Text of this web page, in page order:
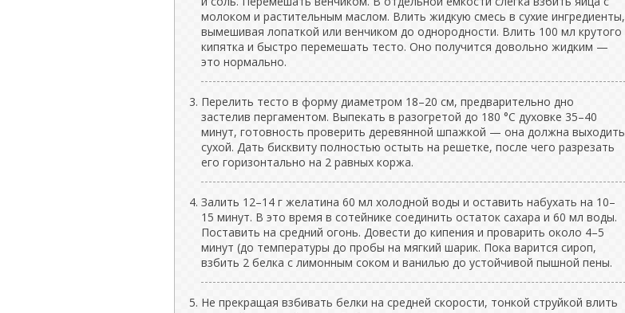
молоком и растительным маслом. Влить жидкую смесь в сухие ингредиенты,
вымешивая лопаткой или венчиком до однородности. Влить 100 мл крутого
кипятка и быстро перемешать тесто. Оно получится довольно жидким —
это нормально.
Перелить тесто в форму диаметром 18–20 см, предварительно дно
застелив пергаментом. Выпекать в разогретой до 180 °C духовке 35–40
минут, готовность проверить деревянной шпажкой — она должна выходить
сухой. Дать бисквиту полностью остыть на решетке, после чего разрезать
его горизонтально на 2 равных коржа.
Залить 12–14 г желатина 60 мл холодной воды и оставить набухать на 10–
15 минут. В это время в сотейнике соединить остаток сахара и 60 мл воды.
Поставить на средний огонь. Довести до кипения и проварить около 4–5
минут (до температуры до пробы на мягкий шарик. Пока варится сироп,
взбить 2 белка с лимонным соком и ванилью до устойчивой пышной пены.
Не прекращая взбивать белки на средней скорости, тонкой струйкой влить